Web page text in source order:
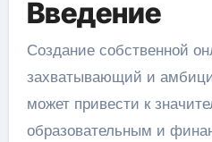
Введение
Создание собственной онлайн-школы —
захватывающий и
может привести к
образовательным и